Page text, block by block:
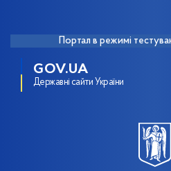
Портал в режимі
GOV.UA
Державні сайти України